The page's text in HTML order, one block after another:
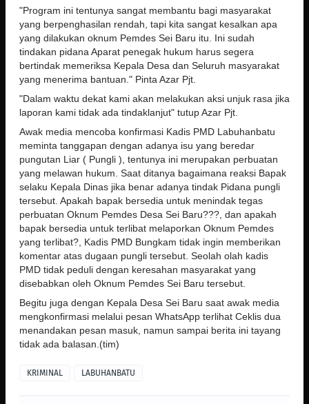
"Program ini tentunya sangat membantu bagi masyarakat
yang berpenghasilan rendah, tapi kita sangat kesalkan apa
yang dilakukan oknum Pemdes Sei Baru itu. Ini sudah
tindakan pidana Aparat penegak hukum harus segera
bertindak memeriksa Kepala Desa dan Seluruh masyarakat
yang menerima bantuan." Pinta Azar Pjt.
"Dalam waktu dekat kami akan melakukan aksi unjuk rasa jika
laporan kami tidak ada tindaklanjut" tutup Azar Pjt.
Awak media mencoba konfirmasi Kadis PMD Labuhanbatu
meminta tanggapan dengan adanya isu yang beredar
pungutan Liar ( Pungli ), tentunya ini merupakan perbuatan
yang melawan hukum. Saat ditanya bagaimana reaksi Bapak
selaku Kepala Dinas jika benar adanya tindak Pidana pungli
tersebut. Apakah bapak bersedia untuk menindak tegas
perbuatan Oknum Pemdes Desa Sei Baru???, dan apakah
bapak bersedia untuk terlibat melaporkan Oknum Pemdes
yang terlibat?, Kadis PMD Bungkam tidak ingin memberikan
komentar atas dugaan pungli tersebut. Seolah olah kadis
PMD tidak peduli dengan keresahan masyarakat yang
disebabkan oleh Oknum Pemdes Sei Baru tersebut.
Begitu juga dengan Kepala Desa Sei Baru saat awak media
mengkonfirmasi melalui pesan WhatsApp terlihat Ceklis dua
menandakan pesan masuk, namun sampai berita ini tayang
tidak ada balasan.(tim)
KRIMINAL LABUHANBATU